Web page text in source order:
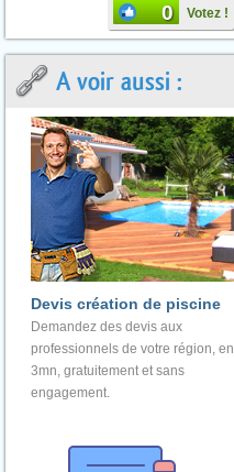
0 Votez !
A voir aussi :
Devis création de piscine
Demandez des devis aux
professionnels de votre région, en
3mn, gratuitement et sans
engagement.